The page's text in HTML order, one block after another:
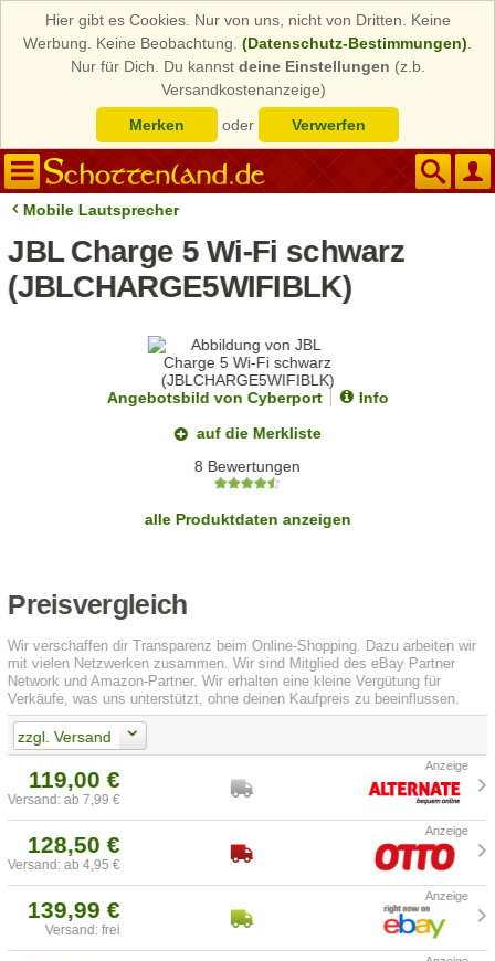
Hier gibt es Cookies. Nur von uns, nicht von Dritten. Keine
Werbung. Keine Beobachtung. (Datenschutz-Bestimmungen)
Nur für Dich. Du kannst deine Einstellungen (z.b.
Versandkostenanzeige)
Merken
oder Verwerfen
Mobile Lautsprecher
JBL Charge 5 Wi-Fi schwarz
(JBLCHARGE5WIFIBLK)
Angebotsbild von Cyberport
Info
auf die Merkliste
8 Bewertungen
alle Produktdaten anzeigen
Preisvergleich
Wir verschaffen dir Transparenz beim Online-Shopping. Dazu arbeiten wir
mit vielen Netzwerken zusammen. Wir sind Mitglied des eBay Partner
Network und Amazon-Partner. Wir erhalten eine kleine Vergütung für
Verkäufe, was uns unterstützt, ohne deinen Kaufpreis zu beeinflussen.
zzgl. Versand
119,00 €
Versand: ab 7,99 €
128,50 €
Versand: ab 4,95 €
139,99 €
Versand: frei